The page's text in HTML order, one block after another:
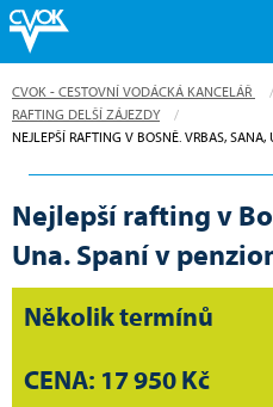
CVOK - CESTOVNÍ VODÁCKÁ KANCELÁŘ
RAFTING DELŠÍ ZÁJEZDY
CURRENT:
NEJLEPŠÍ RAFTING V BOSNĚ. VRBAS,
Nejlepší rafting v
Una. Spaní v
Několik termínů
CENA: 17 950 Kč